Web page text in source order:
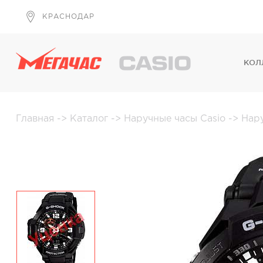
КРАСНОДАР
Главная -> Каталог -> Наручные часы Casio ->